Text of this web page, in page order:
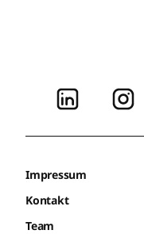
Impressum
Kontakt
Team